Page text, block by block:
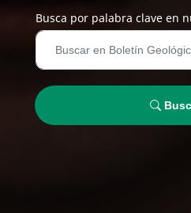
Busca por palabra clave en